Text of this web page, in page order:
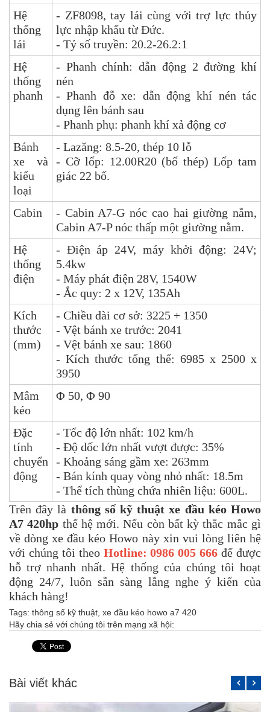
Hệ
thống
lái
- ZF8098, tay lái cùng với trợ lực thủy
lực nhập khẩu từ Đức.
- Tỷ số truyền: 20.2-26.2:1
Hệ
thống
phanh
- Phanh chính: dẫn động 2 đường khí
nén
- Phanh đỗ xe: dẫn động khí nén tác
dụng lên bánh sau
- Phanh phụ: phanh khí xả động cơ
Bánh
xe và
kiểu
loại
- Lazăng: 8.5-20, thép 10 lỗ
- Cỡ lốp: 12.00R20 (bố thép) Lốp tam
giác 22 bố.
Cabin
- Cabin A7-G nóc cao hai giường nằm,
Cabin A7-P nóc thấp một giường nằm.
Hệ
thống
điện
- Điện áp 24V, máy khởi động: 24V;
5.4kw
- Máy phát điện 28V, 1540W
- Ắc quy: 2 x 12V, 135Ah
Kích
thước
(mm)
- Chiều dài cơ sở: 3225 + 1350
- Vệt bánh xe trước: 2041
- Vệt bánh xe sau: 1860
- Kích thước tổng thể: 6985 x 2500 x
3950
Mâm
kéo
Φ 50, Φ 90
Đặc
tính
chuyển
động
- Tốc độ lớn nhất: 102 km/h
- Độ dốc lớn nhất vượt được: 35%
- Khoảng sáng gầm xe: 263mm
- Bán kính quay vòng nhỏ nhất: 18.5m
- Thể tích thùng chứa nhiên liệu: 600L.
Trên đây là thông số kỹ thuật xe đầu kéo Howo
A7 420hp thế hệ mới. Nếu còn bất kỳ thắc mắc gì
về dòng xe đầu kéo Howo này xin vui lòng liên hệ
với chúng tôi theo Hotline: 0986 005 666 để được
hỗ trợ nhanh nhất. Hệ thống của chúng tôi hoạt
động 24/7, luôn sẵn sàng lắng nghe ý kiến của
khách hàng!
Tags: thông số kỹ thuật xe đầu kéo howo a7 420
Hãy chia sẻ với chúng tôi trên mạng xã hội:
Bài viết khác